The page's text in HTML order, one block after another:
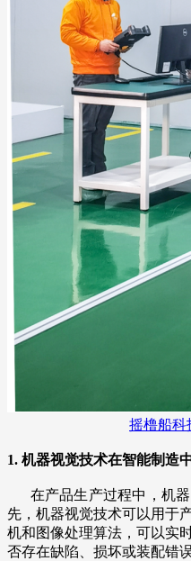
摇橹船科
1. 机器视觉技术在智能制造
在产品生产过程中，机器
先，机器视觉技术可以用于
机和图像处理算法，可以实
否存在缺陷、损坏或装配错